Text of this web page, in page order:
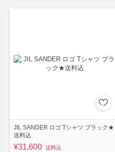
JIL SANDER ロゴ Tシャツ ブラック★
送料込
¥31,600 送料込